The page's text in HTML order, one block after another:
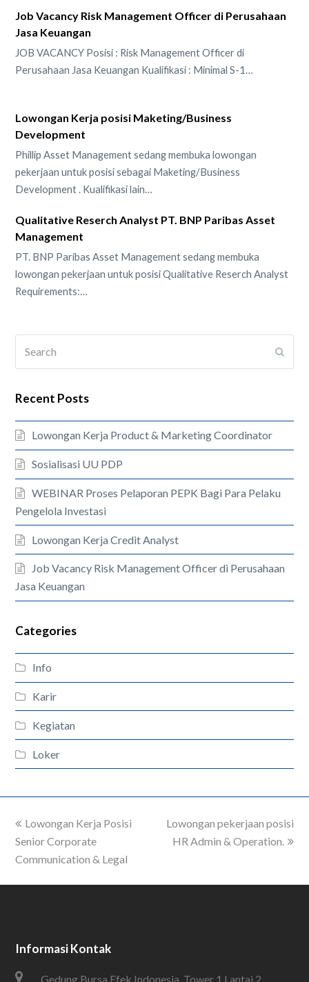
Job Vacancy Risk Management Officer di Perusahaan
Jasa Keuangan
JOB VACANCY Posisi : Risk Management Officer di
Perusahaan Jasa Keuangan Kualifikasi : Minimal S-1…
Lowongan Kerja posisi Maketing/Business
Development
Phillip Asset Management sedang membuka lowongan
pekerjaan untuk posisi sebagai Maketing/Business
Development . Kualifikasi lain…
Qualitative Reserch Analyst PT. BNP Paribas Asset
Management
PT. BNP Paribas Asset Management sedang membuka
lowongan pekerjaan untuk posisi Qualitative Reserch Analyst
Requirements:…
Recent Posts
Lowongan Kerja Product & Marketing Coordinator
Sosialisasi UU PDP
WEBINAR Proses Pelaporan PEPK Bagi Para Pelaku
Pengelola Investasi
Lowongan Kerja Credit Analyst
Job Vacancy Risk Management Officer di Perusahaan
Jasa Keuangan
Categories
Info
Karir
Kegiatan
Loker
previous
post:
Lowongan Kerja Posisi
Senior Corporate
Communication & Legal
next
post:
Lowongan pekerjaan posisi
HR Admin & Operation.
Informasi Kontak
Gedung Bursa Efek Indonesia, Tower 1 Lantai 2,